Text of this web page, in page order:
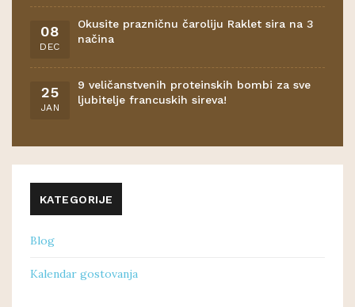
08
DEC
Okusite prazničnu čaroliju Raklet sira na 3
načina
25
JAN
9 veličanstvenih proteinskih bombi za sve
ljubitelje francuskih sireva!
KATEGORIJE
Blog
Kalendar gostovanja